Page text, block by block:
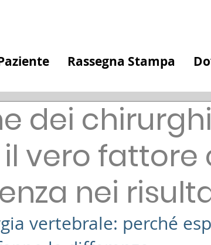
Rassegna Stampa
dei
vero fattore
nei
vertebrale: perché